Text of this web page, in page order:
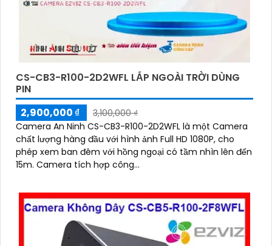
CS-CB3-R100-2D2WFL LẮP NGOÀI TRỜI DÙNG
PIN
2,900,000 ₫
3,100,000 ₫
Camera An Ninh CS-CB3-R100-2D2WFL là một Camera
chất lượng hàng đầu với hình ảnh Full HD 1080P, cho
phép xem ban đêm với hồng ngoại có tầm nhìn lên đến
15m. Camera tích hợp công...